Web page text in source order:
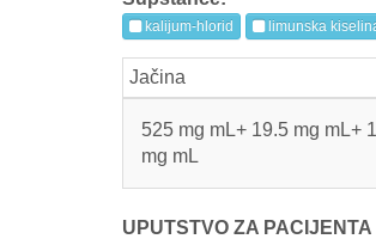
kalijum-hlorid limunska
Jačina
525 mg mL+ 19.5 mg mL+
mg mL
UPUTSTVO ZA PACIJENTA